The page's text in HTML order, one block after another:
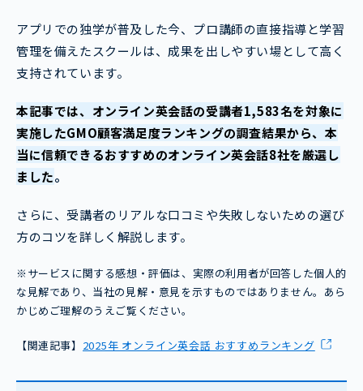
アプリでの独学が普及した今、プロ講師の直接指導と学習
管理を備えたスクールは、成果を出しやすい場として高く
支持されています。
本記事では、オンライン英会話の受講者1,583名を対象に
実施したGMO顧客満足度ランキングの調査結果から、本
当に信頼できるおすすめのオンライン英会話8社を厳選し
ました。
さらに、受講者のリアルな口コミや失敗しないための選び
方のコツを詳しく解説します。
※サービスに関する感想・評価は、実際の利用者が回答した個人的
な見解であり、当社の見解・意見を示すものではありません。あら
かじめご理解のうえご覧ください。
【関連記事】 2025年 オンライン英会話 おすすめランキング